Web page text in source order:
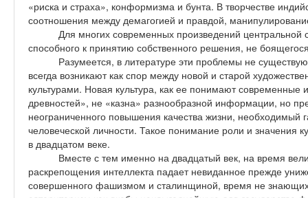
«риска и страха», конформизма и бунта. В творчестве
соотношения между демагогией и правдой,
Для многих современных произведений центральной
способного к принятию собственного решения, не
Разумеется, в литературе эти проблемы не
всегда возникают как спор между новой и старой
культурами. Новая культура, как ее понимают современные
древностей», не «казна» разнообразной информации, но
неограниченного повышения качества жизни, необходимый
человеческой личности. Такое понимание роли и значения
в двадцатом веке.
Вместе с тем именно на двадцатый век, на время
раскрепощения интеллекта падает невиданное прежде
совершенного фашизмом и сталинщиной, время не